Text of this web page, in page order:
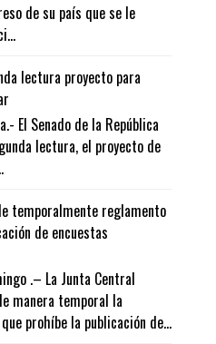
de su país que se le
lectura proyecto para
El Senado de la República
lectura, el proyecto de
temporalmente reglamento
de encuestas
.– La Junta Central
manera temporal la
prohíbe la publicación de...